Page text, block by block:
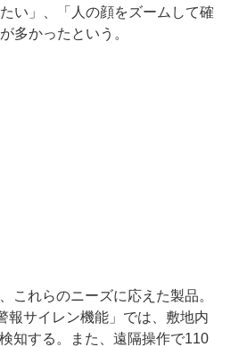
い」、「人の顔をズームして確
多かったという。
これらのニーズに応えた製品。
報サイレン機能」では、敷地内
知する。また、遠隔操作で110